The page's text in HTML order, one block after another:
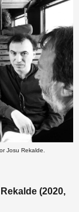
Josu Rekalde.
(2020,